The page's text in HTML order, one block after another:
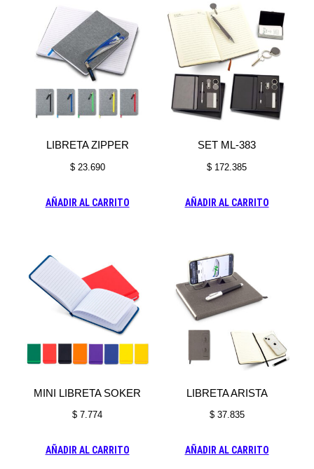
LIBRETA ZIPPER
$23.690
AÑADIR AL CARRITO
SET ML-383
$ 172.385
AÑADIR AL CARRITO
MINI LIBRETA SOKER
$ 7.774
AÑADIR AL CARRITO
LIBRETA ARISTA
$37.835
AÑADIR AL CARRITO